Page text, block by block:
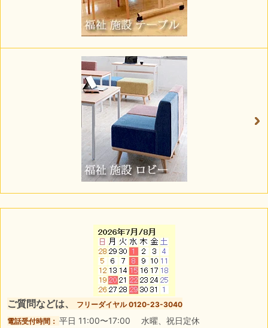
ご質問などは、
フリーダイヤル 0120-23-3040
電話受付時間： 平日 11:00〜17:00 水曜、祝日定休